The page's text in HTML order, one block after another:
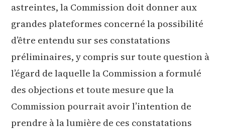
astreintes, la Commission doit donner aux
grandes plateformes concerné la possibilité
d’être entendu sur ses constatations
préliminaires, y compris sur toute question à
l’égard de laquelle la Commission a formulé
des objections et toute mesure que la
Commission pourrait avoir l’intention de
prendre à la lumière de ces constatations